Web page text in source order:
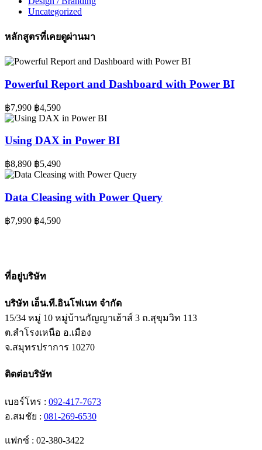
Uncategorized
หลักสูตรที่เคยดูผ่านมา
Powerful Report and Dashboard with Power BI
฿7,990 ฿4,590
Using DAX in Power BI
฿8,890 ฿5,490
Data Cleasing with Power Query
฿7,990 ฿4,590
ที่อยู่บริษัท
บริษัท เอ็น.ที.อินโฟเนท จำกัด
15/34 หมู่ 10 หมู่บ้านกัญญาเฮ้าส์ 3 ถ.สุขุมวิท 113
ต.สำโรงเหนือ อ.เมือง
จ.สมุทรปราการ 10270
ติดต่อบริษัท
เบอร์โทร : 092-417-7673
อ.สมชัย : 081-269-6530
แฟกซ์ : 02-380-3422